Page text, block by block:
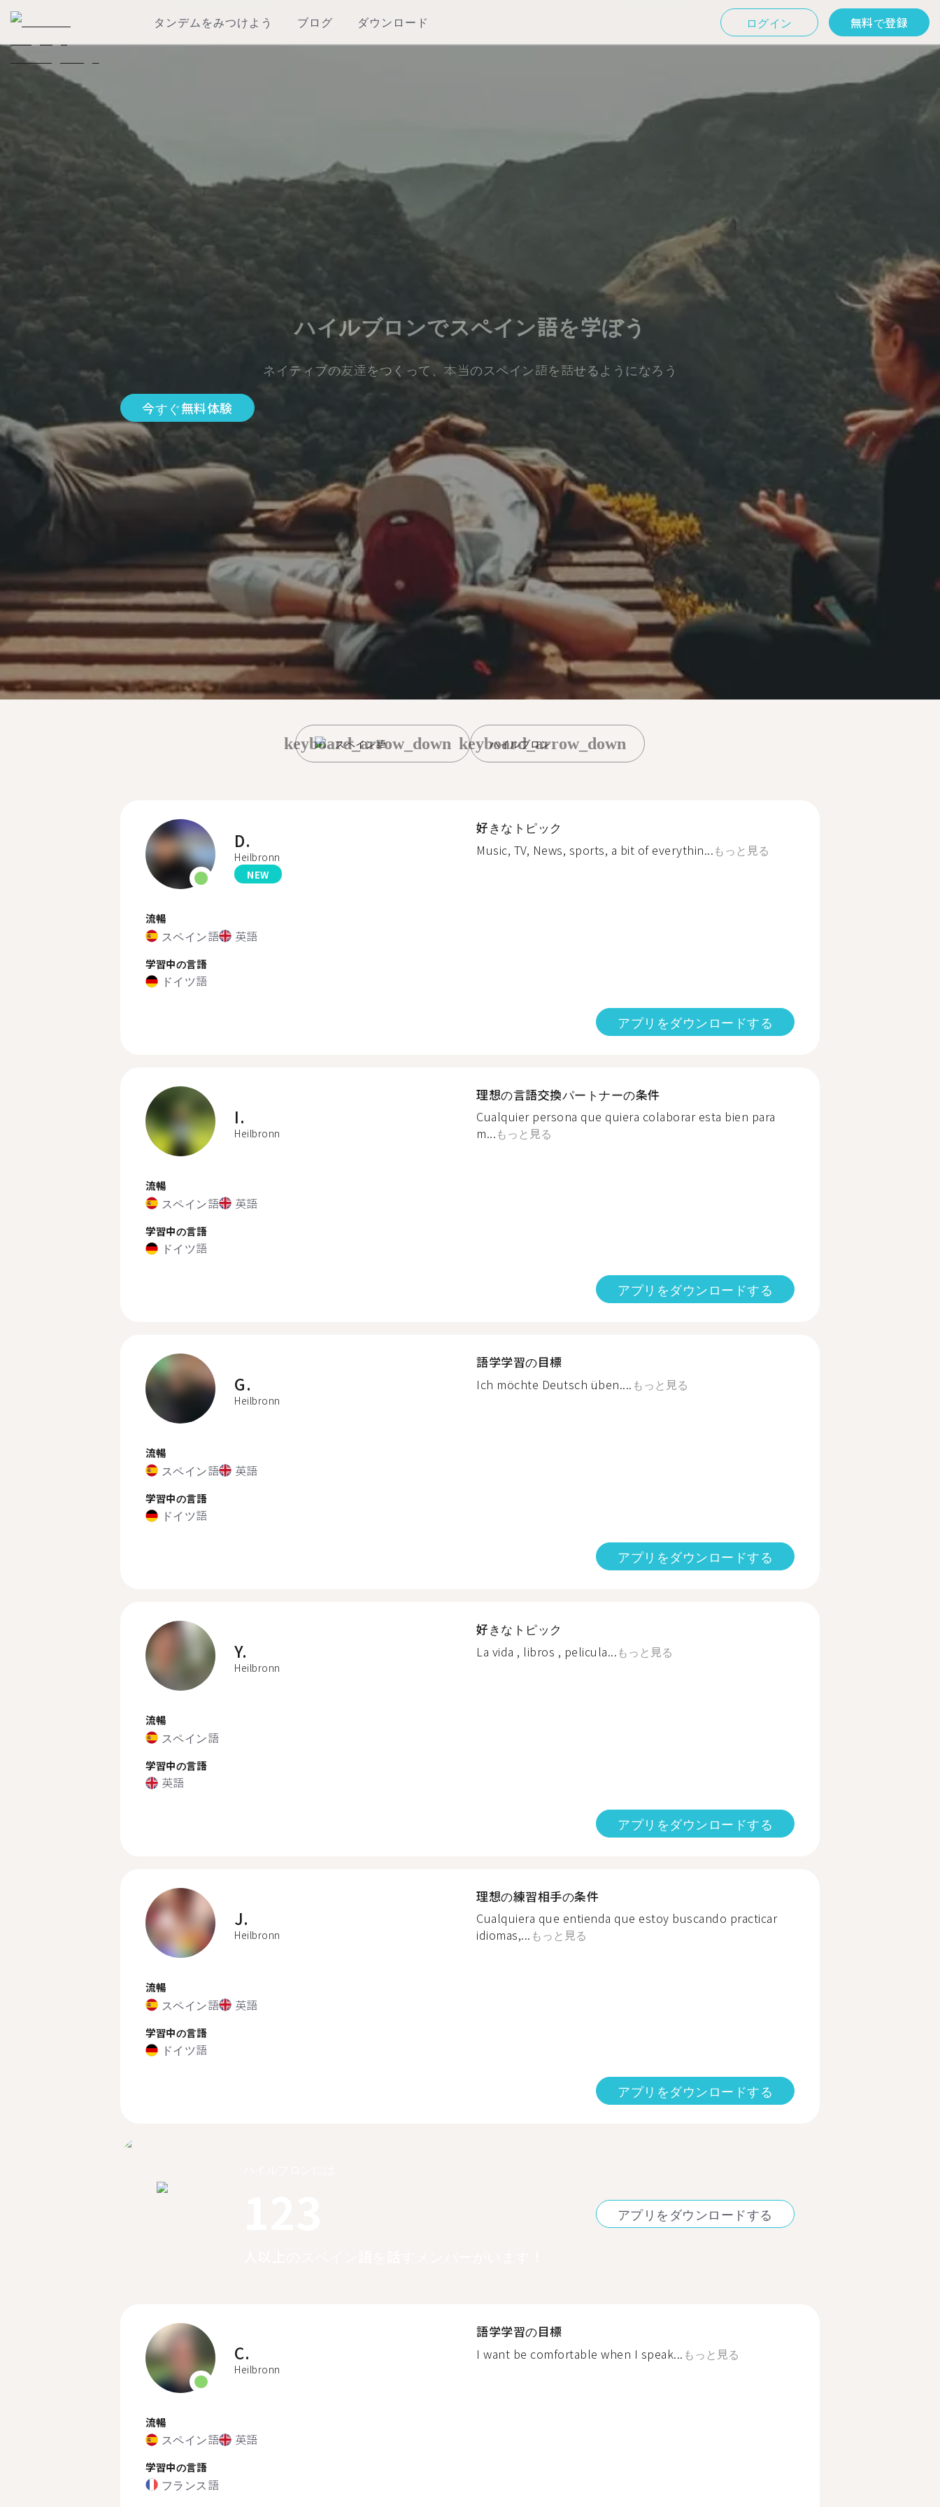
タンデムをみつけよう ブログ ダウンロード ログイン 無料で登録
ハイルブロンでスペイン語を学ぼう
ネイティブの友達をつくって、本当のスペイン語を話せるようになろう
今すぐ無料体験
スペイン語
keyboard_arrow_down ハイルブロン
keyboard_arrow_down
D.
Heilbronn
NEW
流暢
スペイン語 英語
学習中の言語
ドイツ語
好きなトピック
Music, TV, News, sports, a bit of everythin...もっと見る
アプリをダウンロードする
I.
Heilbronn
流暢
スペイン語 英語
学習中の言語
ドイツ語
理想の言語交換パートナーの条件
Cualquier persona que quiera colaborar esta bien para
m...もっと見る
アプリをダウンロードする
G.
Heilbronn
流暢
スペイン語 英語
学習中の言語
ドイツ語
語学学習の目標
Ich möchte Deutsch üben.... もっと見る
アプリをダウンロードする
Y.
Heilbronn
流暢
スペイン語
学習中の言語
英語
好きなトピック
La vida , libros , pelicula...もっと見る
アプリをダウンロードする
J.
Heilbronn
流暢
スペイン語 英語
学習中の言語
ドイツ語
理想の練習相手の条件
Cualquiera que entienda que estoy buscando practicar
idiomas,... もっと見る
アプリをダウンロードする
アプリをダウンロードする
C.
Heilbronn
流暢
スペイン語 英語
学習中の言語
フランス語
語学学習の目標
I want be comfortable when I speak... もっと見る